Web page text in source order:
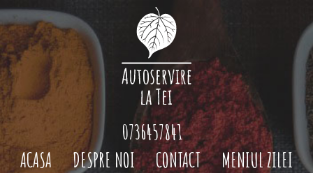
ACASA DESPRE NOI CONTACT MENIUL ZILEI
0736457841